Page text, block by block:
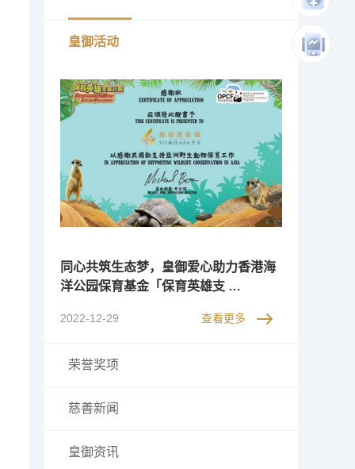
皇御活动
同心共筑生态梦，皇御爱心助力香港海
洋公园保育基金「保育英雄支 …
2022-12-29 查看更多
荣誉奖项
慈善新闻
皇御资讯